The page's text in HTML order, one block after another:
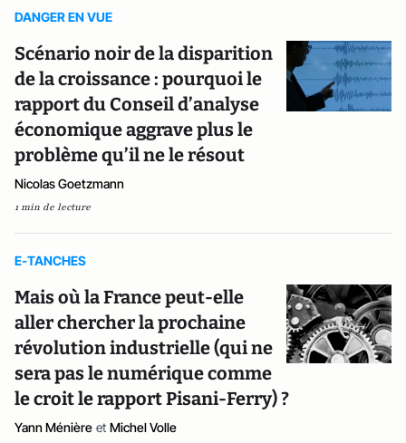
DANGER EN VUE
Scénario noir de la disparition
de la croissance : pourquoi le
rapport du Conseil d’analyse
économique aggrave plus le
problème qu’il ne le résout
Nicolas Goetzmann
1 min de lecture
E-TANCHES
Mais où la France peut-elle
aller chercher la prochaine
révolution industrielle (qui ne
sera pas le numérique comme
le croit le rapport Pisani-Ferry) ?
Yann Ménière et Michel Volle